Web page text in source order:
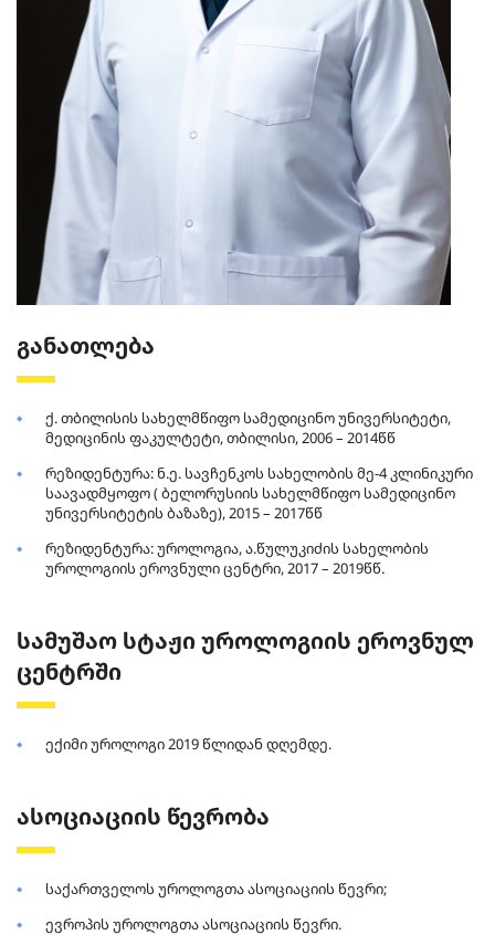
განათლება
ქ. თბილისის სახელმწიფო სამედიცინო უნივერსიტეტი,
მედიცინის ფაკულტეტი, თბილისი, 2006 – 2014წწ
რეზიდენტურა: ნ.ე. სავჩენკოს სახელობის მე-4 კლინიკური
საავადმყოფო ( ბელორუსიის სახელმწიფო სამედიცინო
უნივერსიტეტის ბაზაზე), 2015 – 2017წწ
რეზიდენტურა: უროლოგია, ა.წულუკიძის სახელობის
უროლოგიის ეროვნული ცენტრი, 2017 – 2019წწ.
სამუშაო სტაჟი უროლოგიის ეროვნულ
ცენტრში
ექიმი უროლოგი 2019 წლიდან დღემდე.
ასოციაციის წევრობა
საქართველოს უროლოგთა ასოციაციის წევრი;
ევროპის უროლოგთა ასოციაციის წევრი.